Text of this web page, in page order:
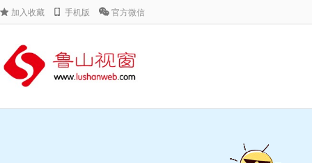
加入收藏 手机版 官方微信